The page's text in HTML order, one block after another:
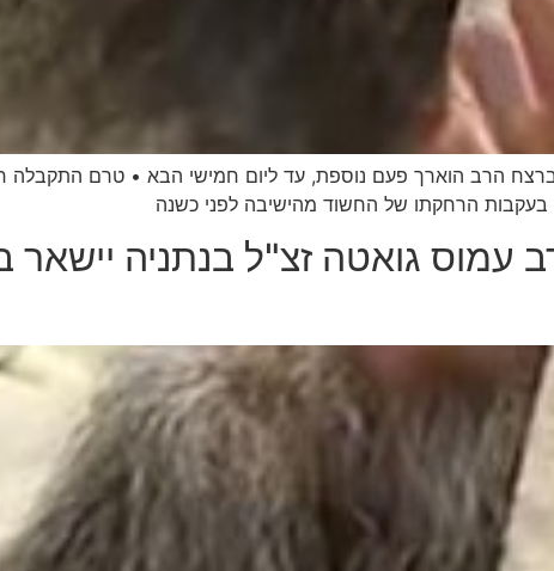
הרב הוארך פעם נוספת, עד ליום חמישי הבא • טרם התקבלה
הרחקתו של החשוד מהישיבה לפני כשנה
עמוס גואטה זצ"ל בנתניה